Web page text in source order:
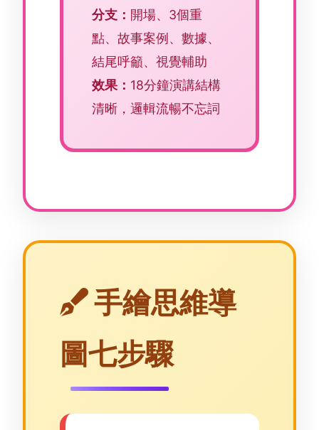
分支： 開場、3個重
點、故事案例、數據、
結尾呼籲、視覺輔助
效果： 18分鐘演講結構
清晰，邏輯流暢不忘詞
手繪思維導
圖七步驟